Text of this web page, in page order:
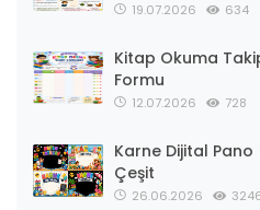
19.07.2026 634
Kitap Okuma
Formu
12.07.2026 728
Karne Dijital
Çeşit
26.06.2026